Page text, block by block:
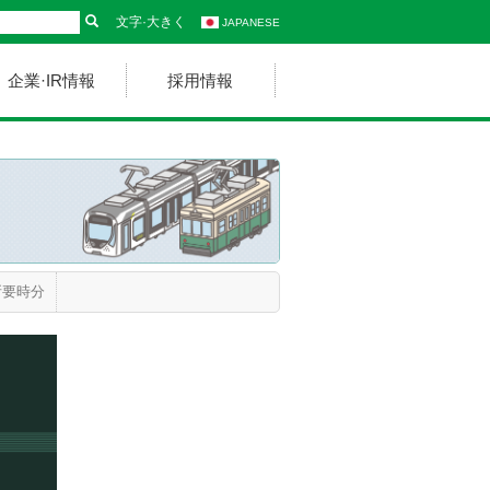
文字·大きく JAPANESE
企業·IR情報 採用情報
時分